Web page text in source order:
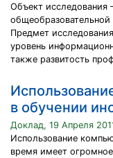
Объект исследования
Предмет
уровень
также развитость
в обучении
Доклад, 19 Апреля
Использование
время имеет